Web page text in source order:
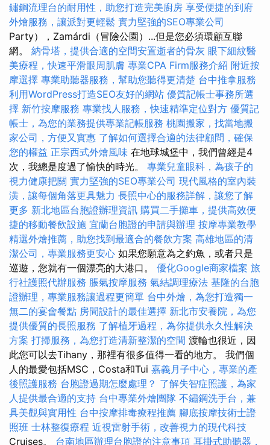
鏽鋼流理台的耐用性，助您打造完美廚房 享受便捷的到府
外燴服務，讓派對更輕鬆 實力堅強的SEO專業公司
Party），Zamárdi（冒險公園）...但是您必須環顧互聯
網。 納骨塔，提供合適的空間安置逝者的骨灰 眼下細紋醫
美療程，快速平滑眼周肌膚 專業CPA Firm服務介紹 附近按
摩選擇 專業助聽器服務，幫助您聽得更清楚 台中推拿服務
利用WordPress打造SEO友好的網站 優質記帳士事務所選
擇 新竹按摩服務 專業找人服務，快速精準定位對方 優質記
帳士，為您的業務提供專業記帳服務 桃園搬家，找當地搬
家公司，方便又實惠 了解如何選擇合適的法律顧問，確保
您的權益 正宗西式外燴風味 在地球城堡中，我們曾經是4
次，我總是度過了愉快的時光。 專業兒童眼科，為孩子的
視力健康把關 實力堅強的SEO專業公司 現代風格的室內裝
潢，讓每個角落更具魅力 長照中心的服務詳解，讓您了解
更多 新北地區台胞證辦理資訊 購買二手攤車，提供高效便
捷的移動餐飲設施 宜蘭台胞證的申請與辦理 按摩專業教學
精選外燴推薦，助您找到最適合的餐飲方案 高雄地區的清
潔公司，專業服務更安心 如果您願意為之釣魚，或者只是
巡遊，您就有一個漂亮的大港口。 優化Google商家檔案 旅
行社護照代辦服務 脹氣按摩服務 氣結調理療法 基隆的台胞
證辦理，專業服務讓過程更簡單 台中外燴，為您打造獨一
無二的宴會餐點 房間設計的最佳選擇 新北市安養院，為您
提供優質的長照服務 了解植牙過程，為你提供永久性解決
方案 打掃服務，為您打造清新整潔的空間 渡輪也很近，因
此您可以去Tihany，那裡有很多值得一看的地方。 我們個
人的最愛包括MSC，Costa和Tui 嘉義月子中心，專業的產
後照護服務 台胞證過期怎麼處理？ 了解失智症照護，為家
人提供最合適的支持 台中專業外燴團隊 不鏽鋼洗手台，兼
具美觀與實用性 台中按摩排毒療程推薦 腳底按摩技術士證
照班 士林整復療程 近視雷射手術，改善視力的現代科技
Cruises。 台南地區辦理台胞證的注意事項 耳掛式助聽器，